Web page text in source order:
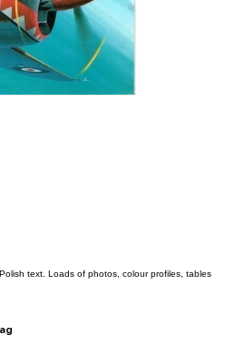
text. Loads of photos, colour profiles, tables